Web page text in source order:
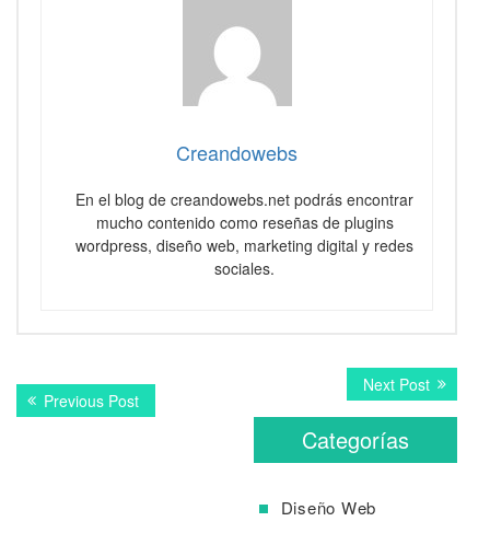
Creandowebs
En el blog de creandowebs.net podrás encontrar
mucho contenido como reseñas de plugins
wordpress, diseño web, marketing digital y redes
sociales.
Navegación
dePrevious PostPrevious
post:
Next PostNext
post:
Categorías
Diseño Web